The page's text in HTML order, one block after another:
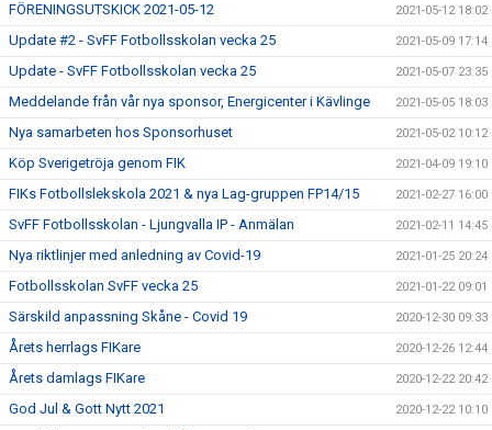
FÖRENINGSUTSKICK 2021-05-12 2021-05-12 18:02
Update #2 - SvFF Fotbollsskolan vecka 25 2021-05-09 17:14
Update - SvFF Fotbollsskolan vecka 25 2021-05-07 23:35
Meddelande från vår nya sponsor, Energicenter i Kävlinge 2021-05-05 18:03
Nya samarbeten hos Sponsorhuset 2021-05-02 10:12
Köp Sverigetröja genom FIK 2021-04-09 19:10
FIKs Fotbollslekskola 2021 & nya Lag-gruppen FP14/15 2021-02-27 16:00
SvFF Fotbollsskolan - Ljungvalla IP - Anmälan 2021-02-11 14:45
Nya riktlinjer med anledning av Covid-19 2021-01-25 20:24
Fotbollsskolan SvFF vecka 25 2021-01-22 09:01
Särskild anpassning Skåne - Covid 19 2020-12-30 09:33
Årets herrlags FIKare 2020-12-26 12:44
Årets damlags FIKare 2020-12-22 20:42
God Jul & Gott Nytt 2021 2020-12-22 10:10